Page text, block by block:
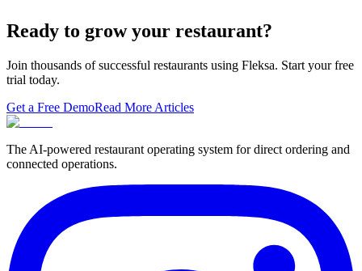
Ready to grow your restaurant?
Join thousands of successful restaurants using Fleksa. Start your free
trial today.
Get a Free DemoRead More Articles
The AI-powered restaurant operating system for direct ordering and
connected operations.